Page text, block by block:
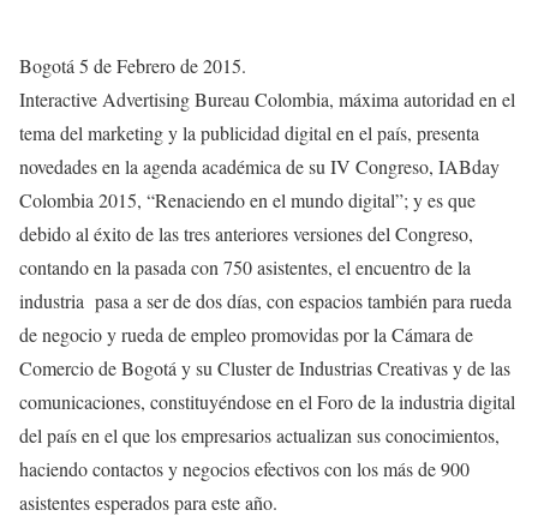
Bogotá 5 de Febrero de 2015.
Interactive Advertising Bureau Colombia, máxima autoridad en el
tema del marketing y la publicidad digital en el país, presenta
novedades en la agenda académica de su IV Congreso, IABday
Colombia 2015, “Renaciendo en el mundo digital”; y es que
debido al éxito de las tres anteriores versiones del Congreso,
contando en la pasada con 750 asistentes, el encuentro de la
industria pasa a ser de dos días, con espacios también para rueda
de negocio y rueda de empleo promovidas por la Cámara de
Comercio de Bogotá y su Cluster de Industrias Creativas y de las
comunicaciones, constituyéndose en el Foro de la industria digital
del país en el que los empresarios actualizan sus conocimientos,
haciendo contactos y negocios efectivos con los más de 900
asistentes esperados para este año.